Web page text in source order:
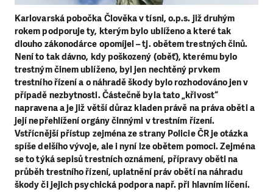
Karlovarská pobočka Člověka v tísni, o.p.s. již druhým
rokem podporuje ty, kterým bylo ublíženo a které tak
dlouho zákonodárce opomíjel – tj. obětem trestných činů.
Není to tak dávno, kdy poškozený (oběť), kterému bylo
trestným činem ublíženo, byl jen nechtěný prvkem
trestního řízení a o náhradě škody bylo rozhodováno jen v
případě nezbytnosti. Částečně byla tato „křivost“
napravena a je již větší důraz kladen právě na práva oběti a
její nepřehlížení orgány činnými v trestním řízení.
Vstřícnější přístup zejména ze strany Policie ČR je otázka
spíše delšího vývoje, ale i nyní lze obětem pomoci. Zejména
se to týká sepisů trestních oznámení, přípravy oběti na
průběh trestního řízení, uplatnění práv obětí na náhradu
škody či jejich psychická podpora např. při hlavním líčení.